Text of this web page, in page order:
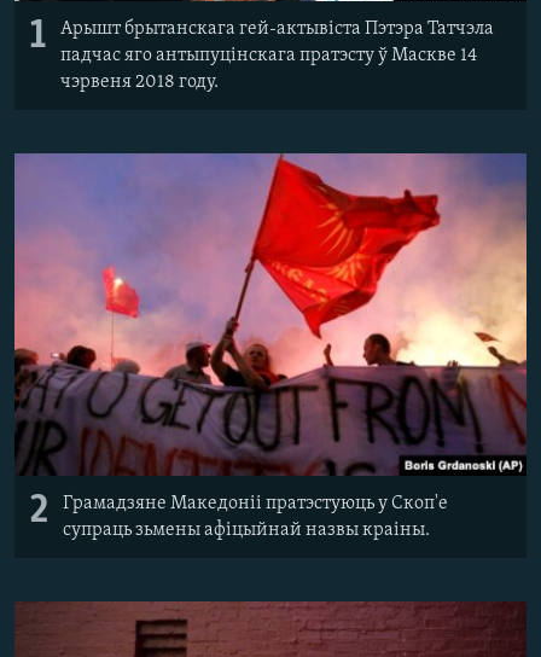
1
Арышт брытанскага гей-актывіста Пэтэра Татчэла
падчас яго антыпуцінскага пратэсту ў Маскве 14
чэрвеня 2018 году.
2
Грамадзяне Македоніі пратэстуюць у Скоп'е
супраць зьмены афіцыйнай назвы краіны.